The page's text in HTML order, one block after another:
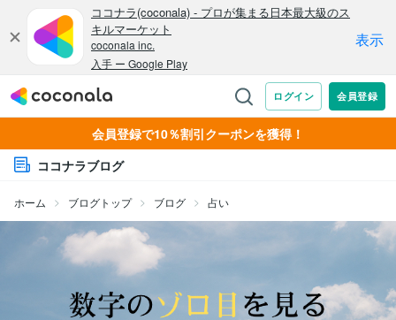
会員登録で10％割引クーポンを獲得！
ココナラブログ
ホーム ブログトップ ブログ 占い